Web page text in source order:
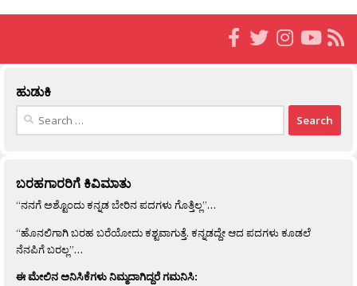
ಹುಡುಕಿ
Search
ಬರಹಗಾರರಿಗೆ ಕಿವಿಮಾತು
“ನನಗೆ ಅಶ್ಟೊಂದು ಕನ್ನಡ ಬೇರಿನ ಪದಗಳು ಗೊತ್ತಿಲ್ಲ”…
“ಹೊನಲಿಗಾಗಿ ಬರಹ ಬರೆಯೋದು ಕಶ್ಟವಾಗುತ್ತೆ. ಕನ್ನಡದ್ದೇ ಆದ ಪದಗಳು ಕೂಡಲೆ
ನೆನಪಿಗೆ ಬರಲ್ಲ”…
ಈ ಮೇಲಿನ ಅನಿಸಿಕೆಗಳು ನಿಮ್ಮದಾಗಿದ್ದರೆ ಗಮನಿಸಿ: